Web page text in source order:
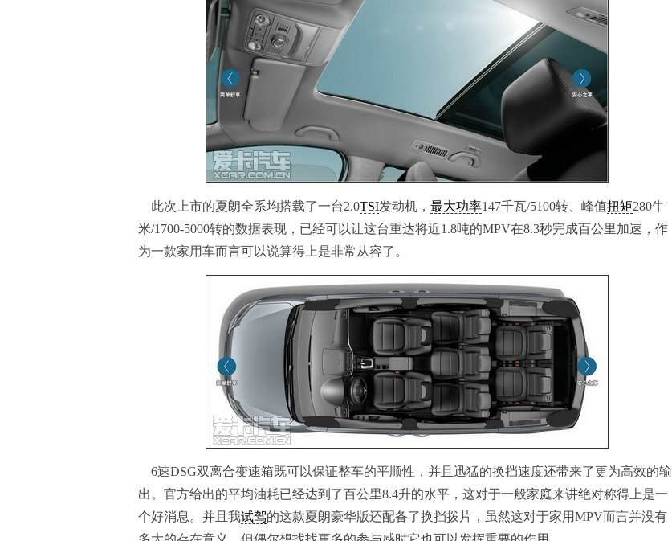
此次上市的夏朗全系均搭载了一台2.0TSI发动机， 最大功率147千瓦/5100转、峰值扭矩280牛
米/1700-5000转的数据表现，已经可以让这台重达将近1.8吨的MPV在8.3秒完成百公里加速，作
为一款家用车而言可以说算得上是非常从容了。
6速DSG双离合变速箱既可以保证整车的平顺性，并且迅猛的换挡速度还带来了更为高效的输
出。官方给出的平均油耗已经达到了百公里8.4升的水平，这对于一般家庭来讲绝对称得上是一
个好消息。并且我试驾的这款夏朗豪华版还配备了换挡拨片，虽然这对于家用MPV而言并没有